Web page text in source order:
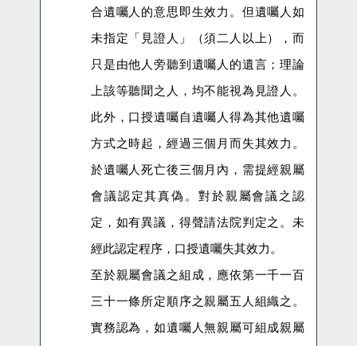
合遺囑人的意思即生效力。但遺囑人如
未指定「見證人」（須二人以上），而
只是由他人旁聽到遺囑人的遺言；理論
上該等聽聞之人，均不能視為見證人。
此外，口授遺囑自遺囑人得為其他遺囑
方式之時起，經過三個月而失其效力。
於遺囑人死亡後三個月內，需提經親屬
會議認定其真偽。對於親屬會議之認
定，如有異議，得聲請法院判定之。未
經此認定程序，口授遺囑失其效力。
至於親屬會議之組成，應依第一千一百
三十一條所定順序之親屬五人組織之。
實務認為，如遺囑人無親屬可組成親屬